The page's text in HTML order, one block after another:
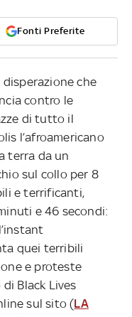
Fonti Preferite
che
contro le
di tutto il
l’afroamericano
terra da un
sul collo per 8
e terrificanti,
e 46 secondi:
quei terribili
e proteste
Black Lives
sul sito (LA